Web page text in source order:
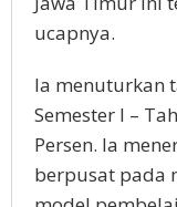
ucapnya.
Ia menuturkan
Semester I –
Persen. Ia
berpusat pada